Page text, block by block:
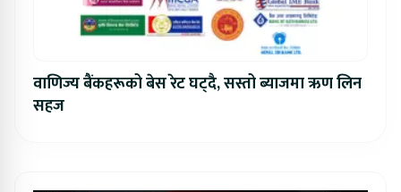
वाणिज्य बैंकहरूको बेस रेट घट्दै, सस्तो ब्याजमा ऋण लिन
सहज